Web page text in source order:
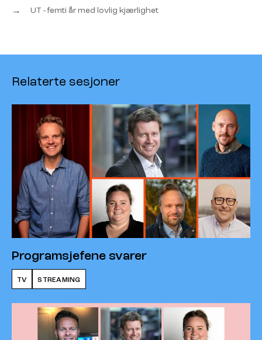
→ UT - femti år med lovlig kjærlighet
Relaterte sesjoner
Programsjefene svarer
TV STREAMING